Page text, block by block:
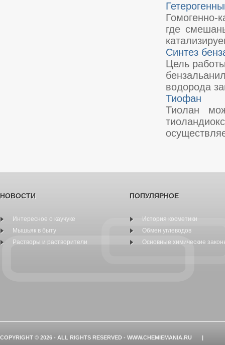
Гомогенно-
где
Синтез
Цель
водорода
Тиофан
Тиолан
НОВОСТИ
Интересное о каучуке
Мышьяк в быту
Растворы и растворители
ПОПУЛЯРНОЕ
История косметики
Обмен углеводов
Основные химические
COPYRIGHT © 2026 - ALL RIGHTS RESERVED - WWW.CHEMIEMANIA.RU |